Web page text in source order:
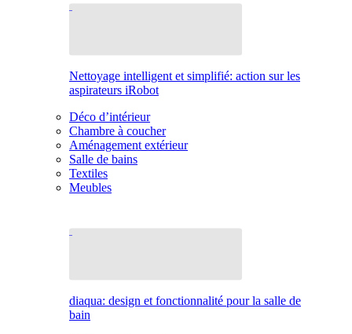
Nettoyage intelligent et simplifié: action sur les
aspirateurs iRobot
Déco d’intérieur
Chambre à coucher
Aménagement extérieur
Salle de bains
Textiles
Meubles
diaqua: design et fonctionnalité pour la salle de
bain